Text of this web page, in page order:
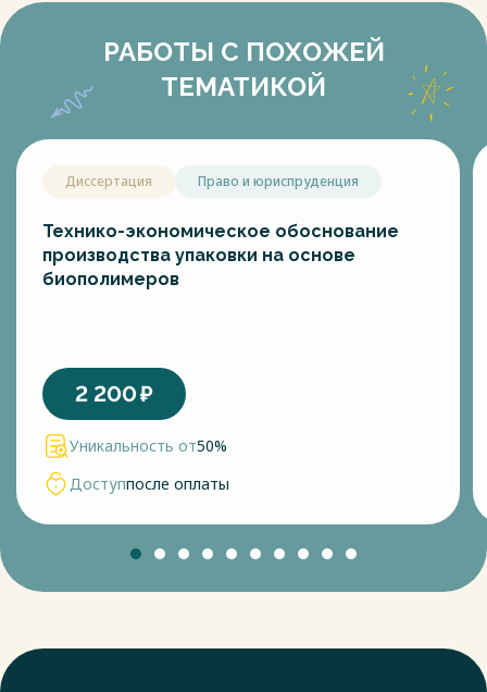
РАБОТЫ С ПОХОЖЕЙ
ТЕМАТИКОЙ
Диссертация Право и юриспруденция
Технико-экономическое обоснование
производства упаковки на основе
биополимеров
2 200₽
Уникальность от50%
Доступпосле оплаты